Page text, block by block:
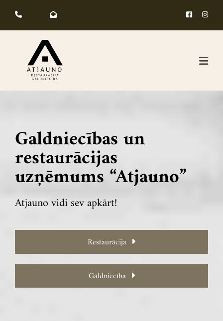
   
Galdniecības un
restaurācijas
uzņēmums “Atjauno”
Atjauno vidi sev apkārt!
Restaurācija
Galdniecība